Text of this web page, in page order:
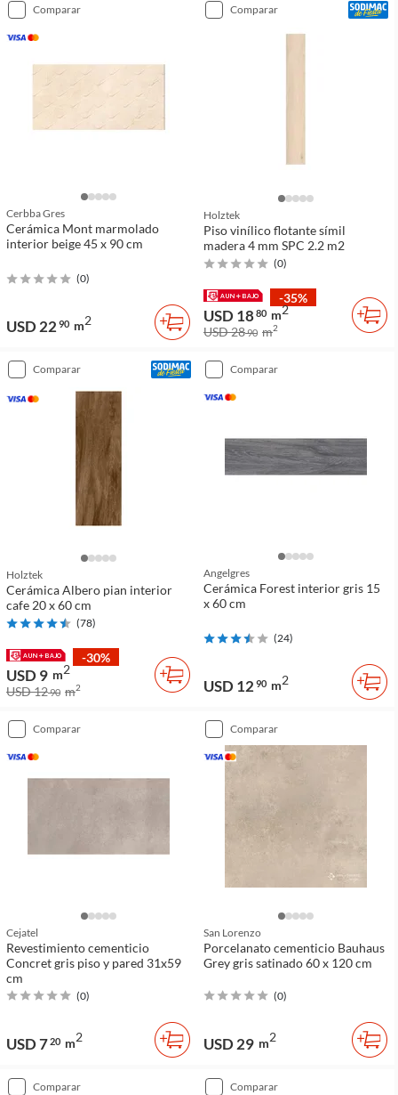
comparar
Cerbba Gres
Cerámica Mont marmolado
interior beige 45 x 90 cm
(0)
USD 22 90 m2
comparar
Holztek
Piso vinílico flotante símil
madera 4 mm SPC 2.2 m2
(0)
-35%
USD 1880 m2
USD 2890 m2
comparar
Holztek
Cerámica Albero pian interior
cafe 20 x 60 cm
(78)
-30%
USD 9 m2
USD 1290 m2
comparar
Angelgres
Cerámica Forest interior gris 15
x 60 cm
(24)
USD 12 90 m2
comparar
Cejatel
Revestimiento cementicio
Concret gris piso y pared 31x59
cm
(0)
USD 720 m2
comparar
San Lorenzo
Porcelanato cementicio Bauhaus
Grey gris satinado 60 x 120 cm
(0)
USD 29 m2
comparar comparar